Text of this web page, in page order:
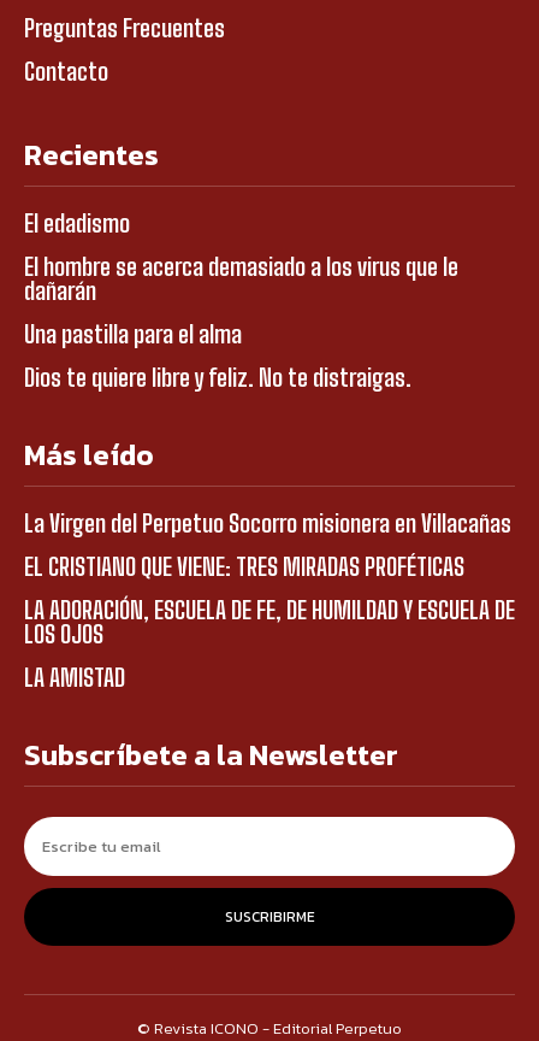
Preguntas Frecuentes
Contacto
Recientes
El edadismo
El hombre se acerca demasiado a los virus que le
dañarán
Una pastilla para el alma
Dios te quiere libre y feliz. No te distraigas.
Más leído
La Virgen del Perpetuo Socorro misionera en Villacañas
EL CRISTIANO QUE VIENE: TRES MIRADAS PROFÉTICAS
LA ADORACIÓN, ESCUELA DE FE, DE HUMILDAD Y ESCUELA DE
LOS OJOS
LA AMISTAD
Subscríbete a la Newsletter
SUSCRIBIRME
© Revista ICONO - Editorial Perpetuo